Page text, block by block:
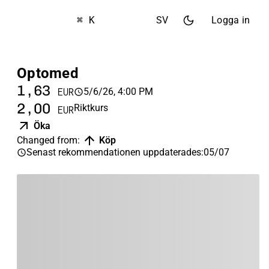
⌘ K SV Logga in
Optomed
1,63 EUR 5/6/26, 4:00 PM
2,00 EURRiktkurs
Öka
Changed from:
Köp
Senast rekommendationen uppdaterades:05/07